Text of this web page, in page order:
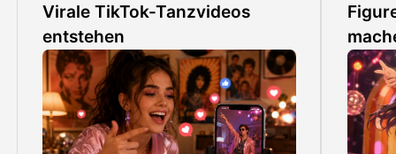
Virale TikTok-Tanzvideos
entstehen